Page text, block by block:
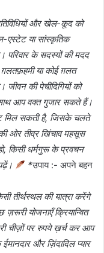
और खेल-कूद को
एस्टेट या सांस्कृतिक
परिवार के सदस्यों की मदद
या कोई ग़लत
की पेचीदिगियों को
आप वक्त गुजार सकते हैं।
मिल सकती है, जिसके चलते
ओर तीव्र खिंचाव महसूस
किसी धर्मगुरू के प्रवचन
*उपाय :- अपने बहन
तीर्थस्थल की यात्रा करेंगे
योजनाएँ क्रियान्वित
चीज़ों पर रुपये ख़र्च कर आप
और ज़िंदादिल प्यार